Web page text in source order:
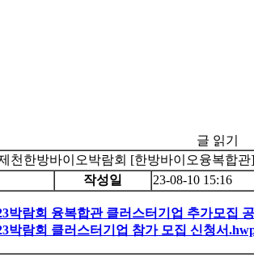
글 읽기
천한방바이오박람회 [한방바이오융복합
작성일 23-08-10 15:16
박람회 융복합관 클러스터기업 추가모집
박람회 클러스터기업 참가 모집 신청서